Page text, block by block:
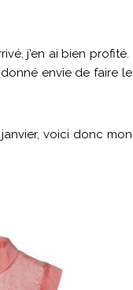
j’en ai bien profité.
donné envie de faire le
voici donc mon